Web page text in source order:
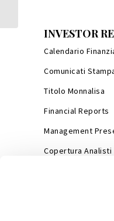
INVESTOR
Calendario
Comunicati
Titolo Monnalisa
Financial Reports
Management
Copertura Analisti